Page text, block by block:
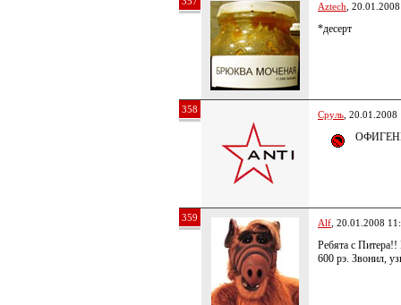
Aztech ,
*десерт
358 Сруль ,
359 Alf , 20.01.2008
Ребята с
600 рэ. Звонил,